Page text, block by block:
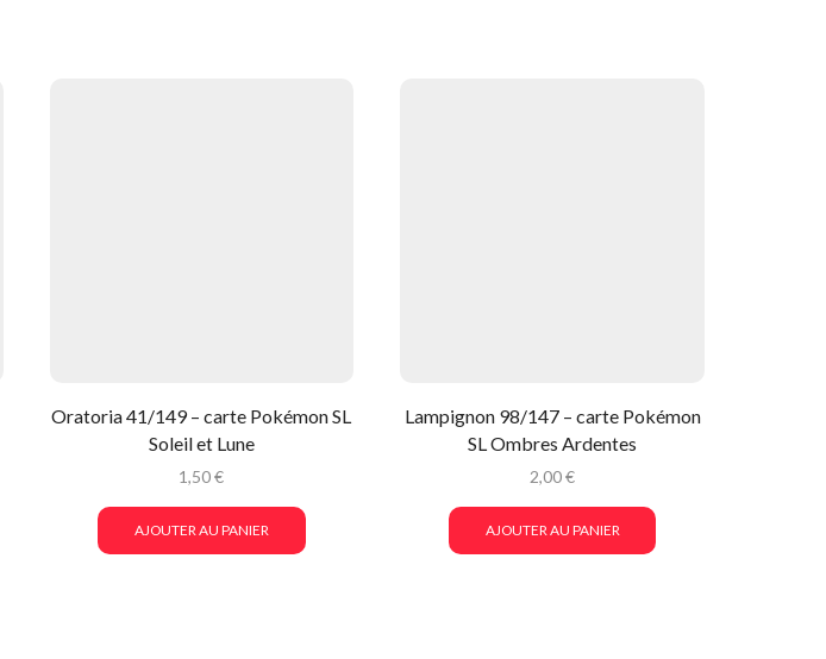
Oratoria 41/149 – carte Pokémon SL
Soleil et Lune
1,50€
AJOUTER AU PANIER
Lampignon 98/147 – carte Pokémon
SL Ombres Ardentes
2,00€
AJOUTER AU PANIER